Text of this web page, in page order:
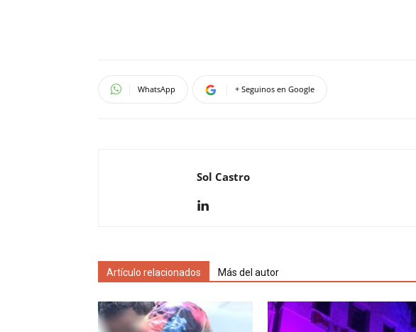
WhatsApp + Seguinos en Google
Sol Castro
Artículo relacionados Más del autor